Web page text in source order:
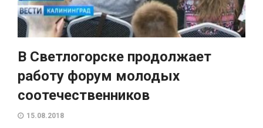
В Светлогорске продолжает
работу форум молодых
соотечественников
15.08.2018